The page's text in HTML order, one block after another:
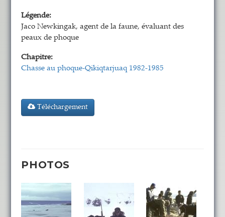
Légende:
Jaco Newkingak, agent de la faune, évaluant des
peaux de phoque
Chapitre:
Chasse au phoque-Qikiqtarjuaq 1982-1985
Téléchargement
PHOTOS